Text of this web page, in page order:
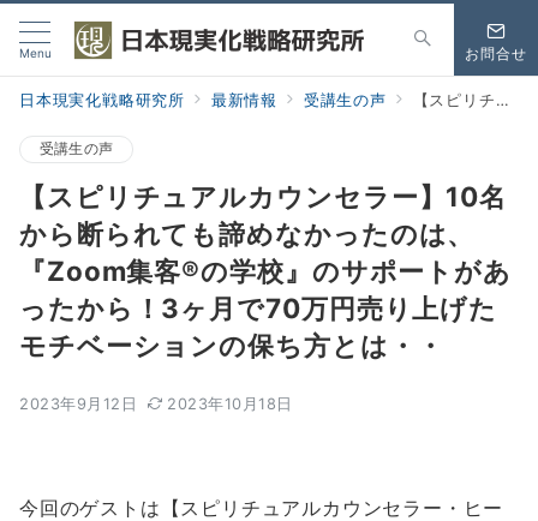
Menu お問合せ
日本現実化戦略研究所 最新情報 受講生の声 【スピリチュアルカウンセラー】10名から断られても諦めなかったのは、『Zoom集客®の学校』のサポートがあったから！3ヶ月で70万円売り上げたモチベーションの保ち方とは・・
受講生の声
【スピリチュアルカウンセラー】10名
から断られても諦めなかったのは、
『Zoom集客®の学校』のサポートがあ
ったから！3ヶ月で70万円売り上げた
モチベーションの保ち方とは・・
2023年9月12日 2023年10月18日
今回のゲストは【スピリチュアルカウンセラー・ヒー